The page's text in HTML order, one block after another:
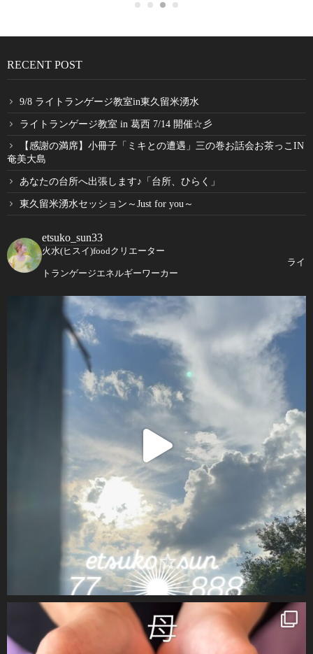
RECENT POST
9/8 ライトランゲージ教室in東久留米湧水
ライトランゲージ教室 in 葛西 7/14 開催☆彡
【感謝の満席】小冊子「ミキとの遭遇」三の巻お話会お茶っこIN
奄美大島
あなたの台所へ出張します♪「台所、ひらく」
東久留米湧水セッション～Just for you～
etsuko_sun33
火水(ヒスイ)foodクリエーター
ライ
トランゲージエネルギーワーカー